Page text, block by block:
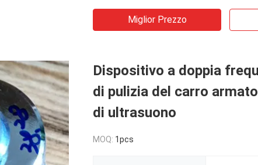
Miglior Prezzo
Dispositivo a doppia
di pulizia del carro
di ultrasuono
MOQ: 1pcs